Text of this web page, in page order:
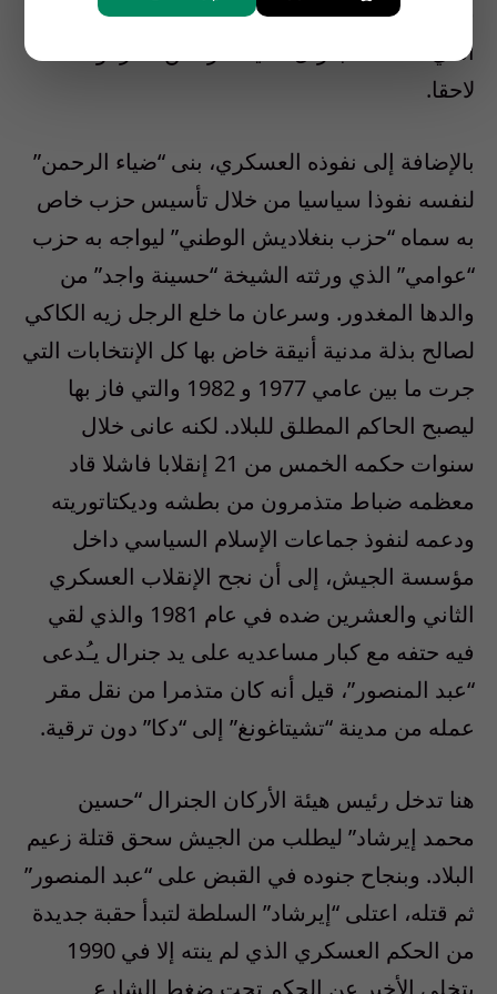
فقادوا محاولة إنقلابية فاشلة بقيادة “أبو طاهر”
الذي حاكمه الجنرال “ضياء الرحمن” سراً وأعدمه
لاحقا.
بالإضافة إلى نفوذه العسكري، بنى “ضياء الرحمن”
لنفسه نفوذا سياسيا من خلال تأسيس حزب خاص
به سماه “حزب بنغلاديش الوطني” ليواجه به حزب
“عوامي” الذي ورثته الشيخة “حسينة واجد” من
والدها المغدور. وسرعان ما خلع الرجل زيه الكاكي
لصالح بذلة مدنية أنيقة خاض بها كل الإنتخابات التي
جرت ما بين عامي 1977 و 1982 والتي فاز بها
ليصبح الحاكم المطلق للبلاد. لكنه عانى خلال
سنوات حكمه الخمس من 21 إنقلابا فاشلا قاد
معظمه ضباط متذمرون من بطشه وديكتاتوريته
ودعمه لنفوذ جماعات الإسلام السياسي داخل
مؤسسة الجيش، إلى أن نجح الإنقلاب العسكري
الثاني والعشرين ضده في عام 1981 والذي لقي
فيه حتفه مع كبار مساعديه على يد جنرال يـُدعى
“عبد المنصور”، قيل أنه كان متذمرا من نقل مقر
عمله من مدينة “تشيتاغونغ” إلى “دكا” دون ترقية.
هنا تدخل رئيس هيئة الأركان الجنرال “حسين
محمد إيرشاد” ليطلب من الجيش سحق قتلة زعيم
البلاد. وبنجاح جنوده في القبض على “عبد المنصور”
ثم قتله، اعتلى “إيرشاد” السلطة لتبدأ حقبة جديدة
من الحكم العسكري الذي لم ينته إلا في 1990
بتخلى الأخير عن الحكم تحت ضغط الشارع